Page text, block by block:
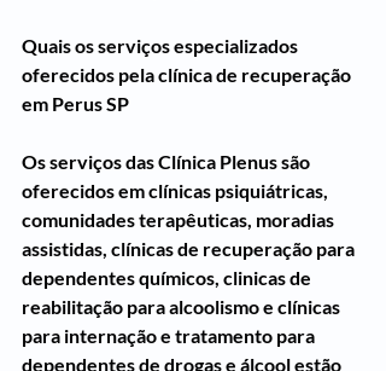
Quais os serviços especializados
oferecidos pela clínica de recuperação
em Perus SP
Os serviços das Clínica Plenus são
oferecidos em clínicas psiquiátricas,
comunidades terapêuticas, moradias
assistidas, clínicas de recuperação para
dependentes químicos, clinicas de
reabilitação para alcoolismo e clínicas
para internação e tratamento para
dependentes de drogas e álcool estão